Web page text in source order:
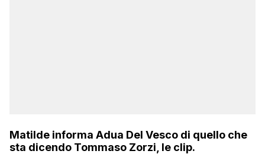
Matilde informa Adua Del Vesco di quello che
sta dicendo Tommaso Zorzi, le clip.